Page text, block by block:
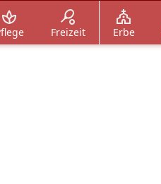
Freizeit Erbe